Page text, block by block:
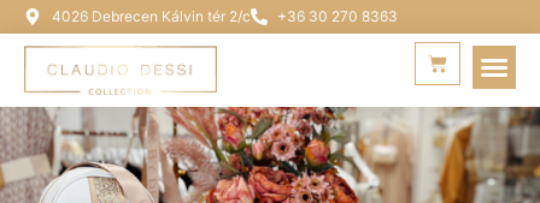
4026 Debrecen Kálvin tér 2/c +36 30 270 8363